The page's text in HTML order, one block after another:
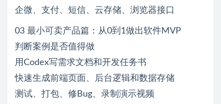
企微、支付、短信、云存储、浏览器接口
03 最小可卖产品篇：从0到1做出软件MVP
判断案例是否值得做
用Codex写需求文档和开发任务书
快速生成前端页面、后台逻辑和数据存储
测试、打包、修Bug、录制演示视频